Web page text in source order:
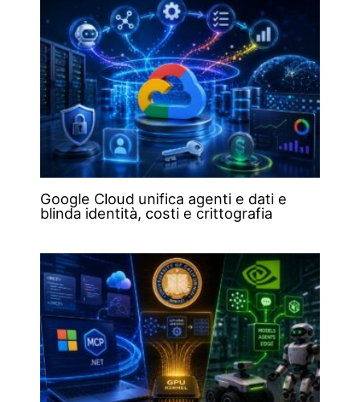
Google Cloud unifica agenti e dati e
blinda identità, costi e crittografia